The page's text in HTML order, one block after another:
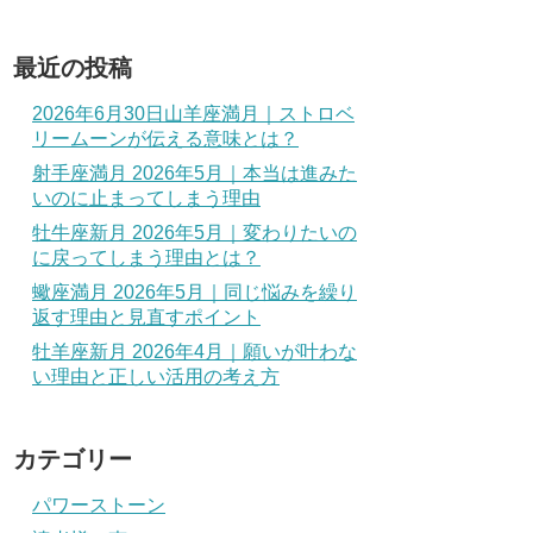
最近の投稿
2026年6月30日山羊座満月｜ストロベ
リームーンが伝える意味とは？
射手座満月 2026年5月｜本当は進みた
いのに止まってしまう理由
牡牛座新月 2026年5月｜変わりたいの
に戻ってしまう理由とは？
蠍座満月 2026年5月｜同じ悩みを繰り
返す理由と見直すポイント
牡羊座新月 2026年4月｜願いが叶わな
い理由と正しい活用の考え方
カテゴリー
パワーストーン